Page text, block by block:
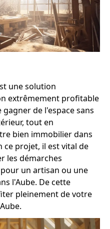
une solution
extrêmement profitable
de l'espace sans
tout en
bien immobilier dans
ce projet, il est vital de
les démarches
un artisan ou une
l'Aube. De cette
pleinement de votre